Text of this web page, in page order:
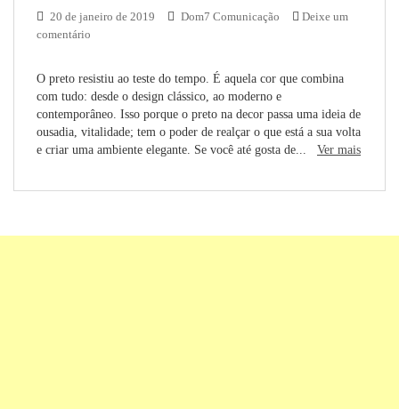
20 de janeiro de 2019 Dom7 Comunicação
Deixe um
comentário
O preto resistiu ao teste do tempo. É aquela cor que combina
com tudo: desde o design clássico, ao moderno e
contemporâneo. Isso porque o preto na decor passa uma ideia de
ousadia, vitalidade; tem o poder de realçar o que está a sua volta
e criar uma ambiente elegante. Se você até gosta de... Ver mais